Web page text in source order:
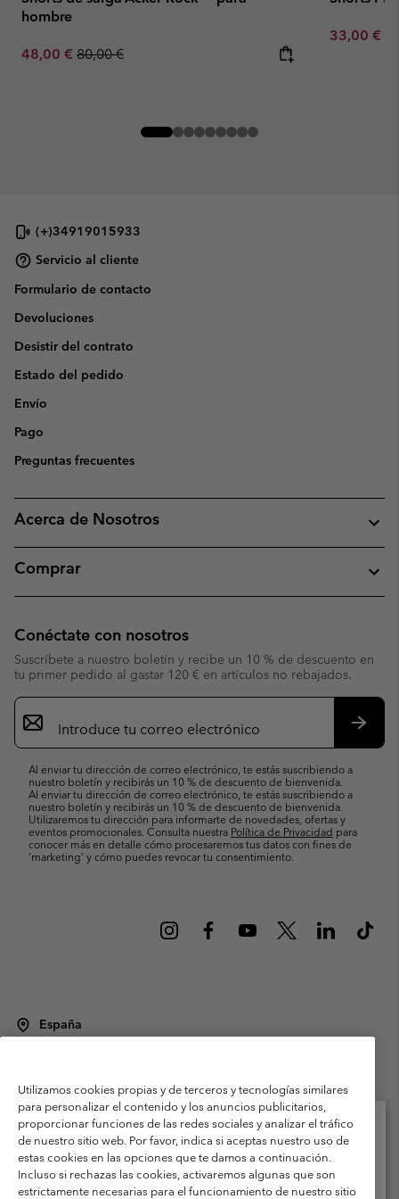
hombre
Sale price:
48,00 € Regular price:
80,00 €
Minimum
33,00 €
(+)34919015933
Servicio al cliente
Formulario de contacto
Devoluciones
Desistir del contrato
Estado del pedido
Envío
Pago
Preguntas frecuentes
Acerca de Nosotros
Comprar
Conéctate con nosotros
Suscríbete a nuestro boletín y recibe un 10 % de descuento en
tu primer pedido al gastar 120 € en artículos no rebajados.
Suscripción
de
correo
Al enviar tu dirección de correo electrónico, te estás suscribiendo a
nuestro boletín y recibirás un 10 % de descuento de bienvenida.
Al enviar tu dirección de correo electrónico, te estás suscribiendo a
nuestro boletín y recibirás un 10 % de descuento de bienvenida.
Utilizaremos tu dirección para informarte de novedades, ofertas y
eventos promocionales. Consulta nuestra Política de Privacidad para
conocer más en detalle cómo procesaremos tus datos con fines de
’marketing’ y cómo puedes revocar tu consentimiento.
España
Condiciones de uso
Terminos de Venta
Garantía
Política de Privacidad
Términos y condiciones del programa de miembros
Términos De Uso Del Contenido Generado Por Los Usuarios
Utilizamos cookies propias y de terceros y tecnologías similares
para personalizar el contenido y los anuncios publicitarios,
proporcionar funciones de las redes sociales y analizar el tráfico
de nuestro sitio web. Por favor, indica si aceptas nuestro uso de
estas cookies en las opciones que te damos a continuación.
Incluso si rechazas las cookies, activaremos algunas que son
estrictamente necesarias para el funcionamiento de nuestro sitio
Selecciona tu país e idioma envío
Compras en línea disponibles